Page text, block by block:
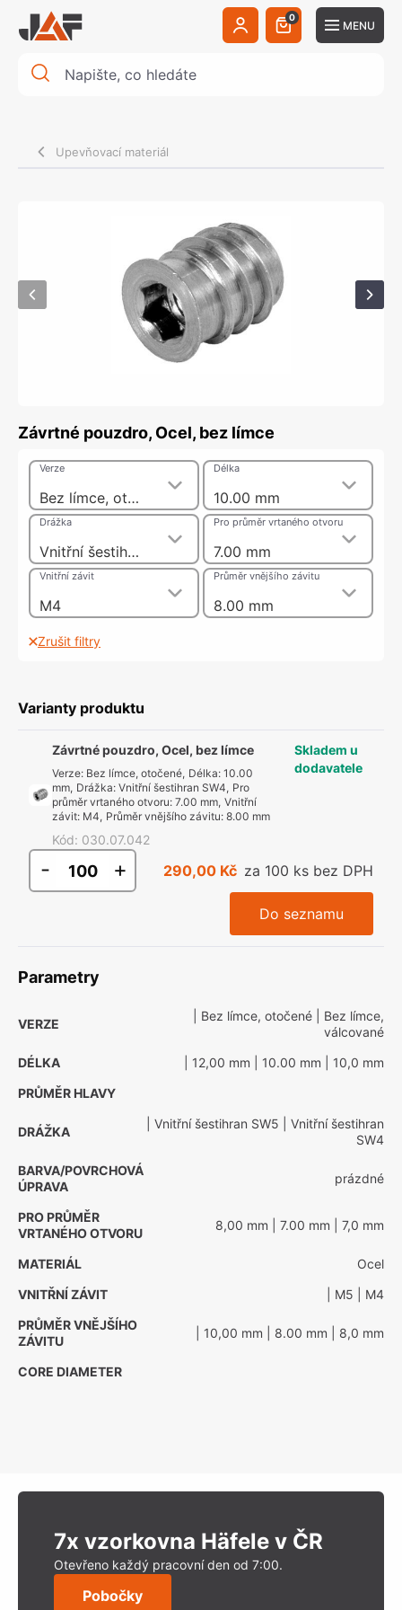
0
MENU
Upevňovací materiál
Závrtné pouzdro, Ocel, bez límce
Bez límce, otočené
Verze
10.00 mm
Délka
Vnitřní šestihran SW4
Drážka
7.00 mm
Pro průměr vrtaného otvoru
M4
Vnitřní závit
8.00 mm
Průměr vnějšího závitu
Zrušit filtry
Varianty produktu
Závrtné pouzdro, Ocel, bez límce
Verze: Bez límce, otočené, Délka:10.00
mm, Drážka:Vnitřní šestihran SW4, Pro
průměr vrtaného otvoru:7.00 mm, Vnitřní
závit: M4, Průměr vnějšího závitu:8.00 mm
Kód: 030.07.042
Skladem u
dodavatele
- + 290,00 Kč za 100 ks bez DPH
Do seznamu
Parametry
VERZE
| Bez límce, otočené | Bez límce,
válcované
DÉLKA
| 12,00 mm | 10.00 mm | 10,0 mm
PRŮMĚR HLAVY
DRÁŽKA
| Vnitřní šestihran SW5 | Vnitřní šestihran
SW4
BARVA/POVRCHOVÁ
ÚPRAVA
prázdné
PRO PRŮMĚR
VRTANÉHO OTVORU
8,00 mm | 7.00 mm | 7,0 mm
MATERIÁL
Ocel
VNITŘNÍ ZÁVIT
| M5 | M4
PRŮMĚR VNĚJŠÍHO
ZÁVITU
| 10,00 mm | 8.00 mm | 8,0 mm
CORE DIAMETER
7x vzorkovna Häfele v ČR
Otevřeno každý pracovní den od 7:00.
Pobočky